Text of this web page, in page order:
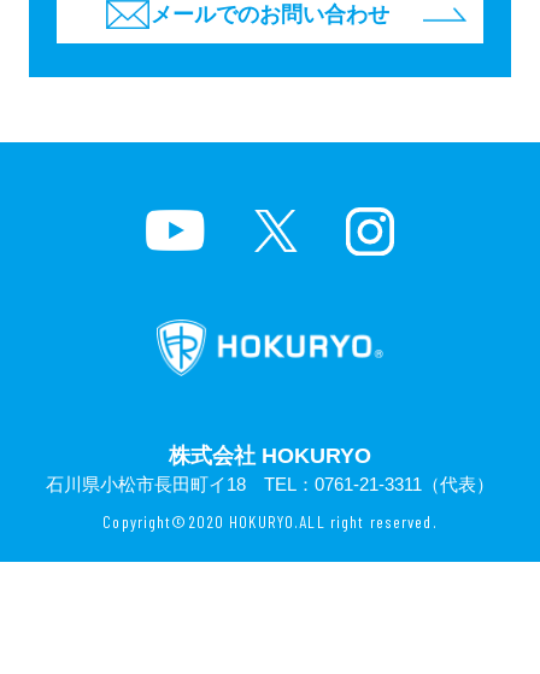
メールでのお問い合わせ
株式会社 HOKURYO
石川県小松市長田町イ18 TEL： 0761-21-3311 （代表）
Copyright©2020 HOKURYO.ALL right reserved.